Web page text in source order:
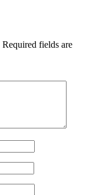
Required fields are